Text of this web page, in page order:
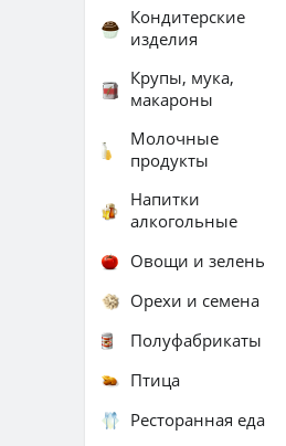
Кондитерские
изделия
Крупы, мука,
макароны
Молочные
продукты
Напитки
алкогольные
Овощи и зелень
Орехи и семена
Полуфабрикаты
Птица
Ресторанная еда